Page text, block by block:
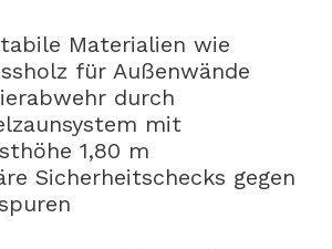
Materialien wie
für Außenwände
durch
mit
1,80 m
Sicherheitschecks gegen